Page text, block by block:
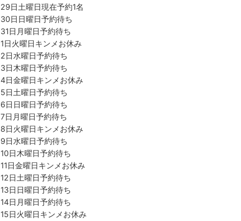
29日土曜日現在予約1名
30日日曜日予約待ち
31日月曜日予約待ち
1日火曜日キンメお休み
2日水曜日予約待ち
3日木曜日予約待ち
4日金曜日キンメお休み
5日土曜日予約待ち
6日日曜日予約待ち
7日月曜日予約待ち
8日火曜日キンメお休み
9日水曜日予約待ち
10日木曜日予約待ち
11日金曜日キンメお休み
12日土曜日予約待ち
13日日曜日予約待ち
14日月曜日予約待ち
15日火曜日キンメお休み